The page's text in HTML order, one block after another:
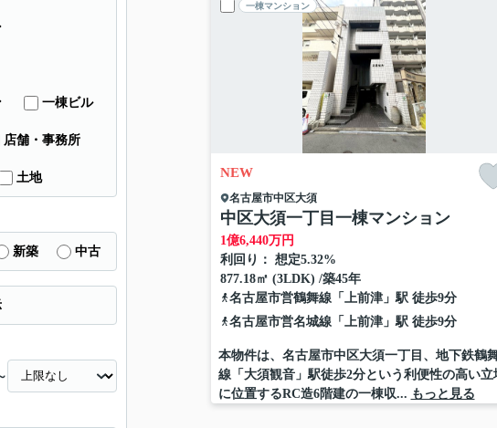
一棟マンション
NEW
名古屋市中区大須
中区大須一丁目一棟マンション
1億6,440万円
利回り： 想定5.32%
877.18㎡ (3LDK) /築45年
名古屋市営鶴舞線「 上前津」駅 徒歩9分
名古屋市営名城線「 上前津」駅 徒歩9分
本物件は、名古屋市中区大須一丁目、地下鉄鶴
線「大須観音」駅徒歩2分という利便性の高い立
に位置するRC造6階建の一棟収... もっと見る
一棟ビル
店舗・事務所
土地
新築 中古